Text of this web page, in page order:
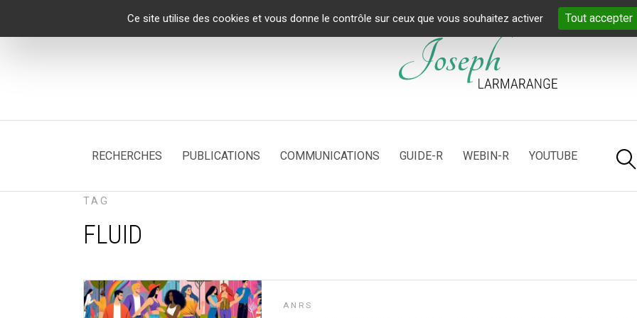
Ce site utilise des cookies et vous donne le contrôle sur ceux que vous souhaitez activer Tout accepter
RECHERCHES PUBLICATIONS COMMUNICATIONS GUIDE-R WEBIN-R YOUTUBE
TAG
FLUID
ANRS